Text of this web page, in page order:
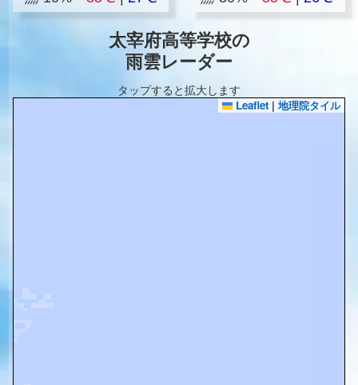
太宰府高等学校の
雨雲レーダー
タップすると拡大します
Leaflet | 地理院タイル